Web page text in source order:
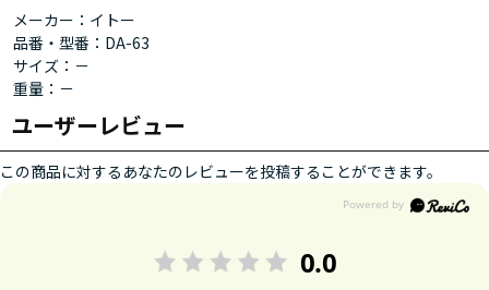
メーカー：イトー
品番・型番：DA-63
サイズ：－
重量：－
ユーザーレビュー
この商品に対するあなたのレビューを投稿することができます。
0.0